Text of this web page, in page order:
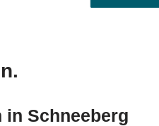
in Schneeberg